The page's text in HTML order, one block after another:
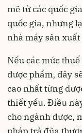
mẽ từ các quốc
quốc gia, nhưng
nhà máy sản
Nếu các mức
dược phẩm, đây
cao nhất từng
thiết yếu. Điều
cho ngành dược,